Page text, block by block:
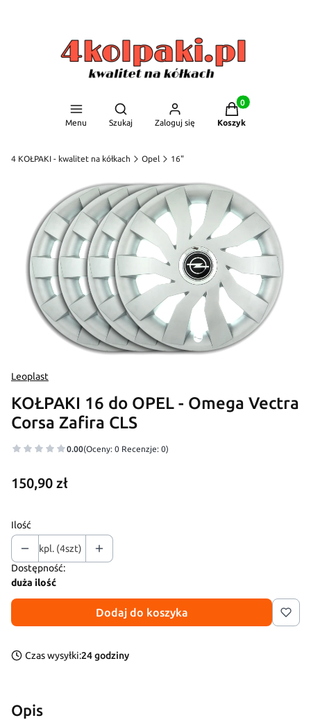
Menu
Otwórz wyszukiwarkę
Szukaj Zaloguj się
Produkty w
Koszyk
4 KOŁPAKI - kwalitet na kółkach Opel 16"
Leoplast
KOŁPAKI 16 do OPEL - Omega Vectra
Corsa Zafira CLS
0.00(Oceny: 0 Recenzje: 0)
Cena
150,90 zł
Ilość
kpl. (4szt)
Dostępność:
duża ilość
Dodaj do koszyka
Czas wysyłki:24 godziny
Opis